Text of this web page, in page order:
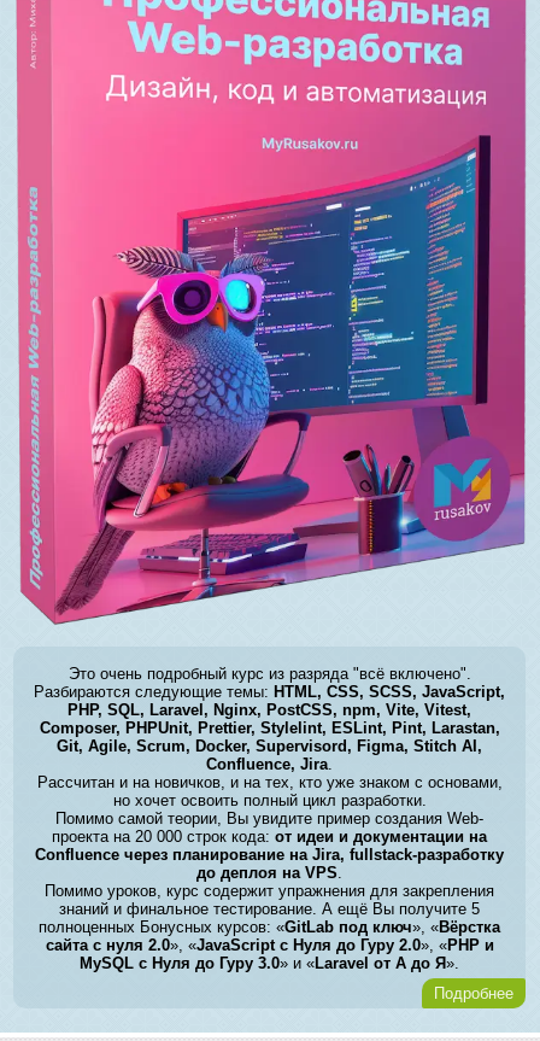
Это очень подробный курс из разряда "всё включено".
Разбираются следующие темы: HTML, CSS, SCSS, JavaScript,
PHP, SQL, Laravel, Nginx, PostCSS, npm, Vite, Vitest,
Composer, PHPUnit, Prettier, Stylelint, ESLint, Pint, Larastan,
Git, Agile, Scrum, Docker, Supervisord, Figma, Stitch AI,
Confluence, Jira.
Рассчитан и на новичков, и на тех, кто уже знаком с основами,
но хочет освоить полный цикл разработки.
Помимо самой теории, Вы увидите пример создания Web-
проекта на 20 000 строк кода:от идеи и документации на
Confluence через планирование на Jira, fullstack-разработку
до деплоя на VPS.
Помимо уроков, курс содержит упражнения для закрепления
знаний и финальное тестирование. А ещё Вы получите 5
полноценных Бонусных курсов: «GitLab под ключ», «Вёрстка
сайта с нуля 2.0», «JavaScript с Нуля до Гуру 2.0», «PHP и
MySQL с Нуля до Гуру 3.0» и «Laravel от А до Я».
Подробнее